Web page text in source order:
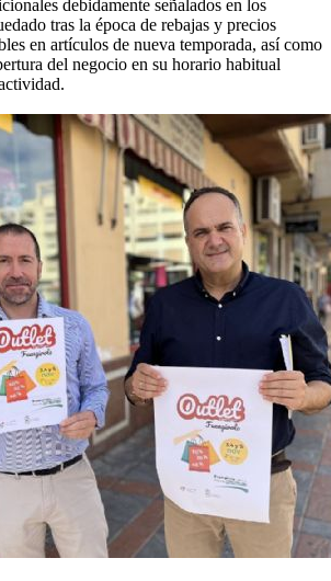
debidamente señalados en los
tras la época de rebajas y precios
en artículos de nueva temporada, así como
del negocio en su horario habitual